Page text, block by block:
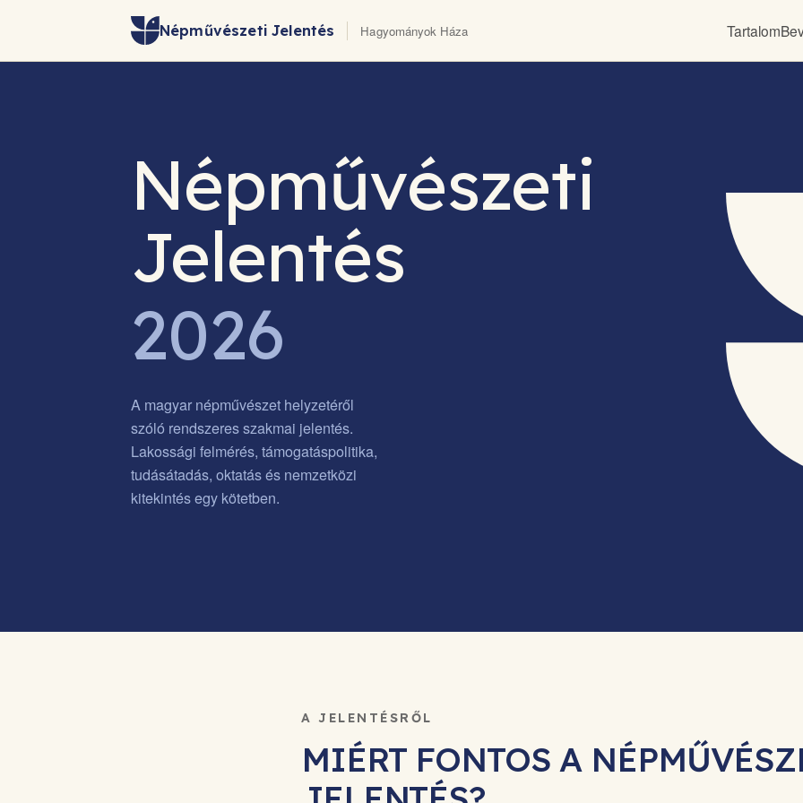
Népművészeti Jelentés Hagyományok Háza Tartalom
Népművészeti
Jelentés
2026
A magyar népművészet helyzetéről
szóló rendszeres szakmai jelentés.
Lakossági felmérés, támogatáspolitika,
tudásátadás, oktatás és nemzetközi
kitekintés egy kötetben.
A JELENTÉSRŐL
MIÉRT FONTOS A